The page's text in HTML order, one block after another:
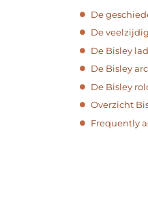
De Bisley
De Bisley
De Bisley